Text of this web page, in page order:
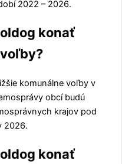
2022 – 2026.
konať
komunálne voľby v
obcí budú
krajov pod
2026.
konať